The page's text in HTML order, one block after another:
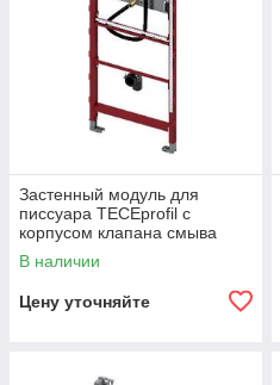
Застенный модуль для
писсуара TECEprofil с
корпусом клапана смыва
TECE U 1
В наличии
Цену уточняйте